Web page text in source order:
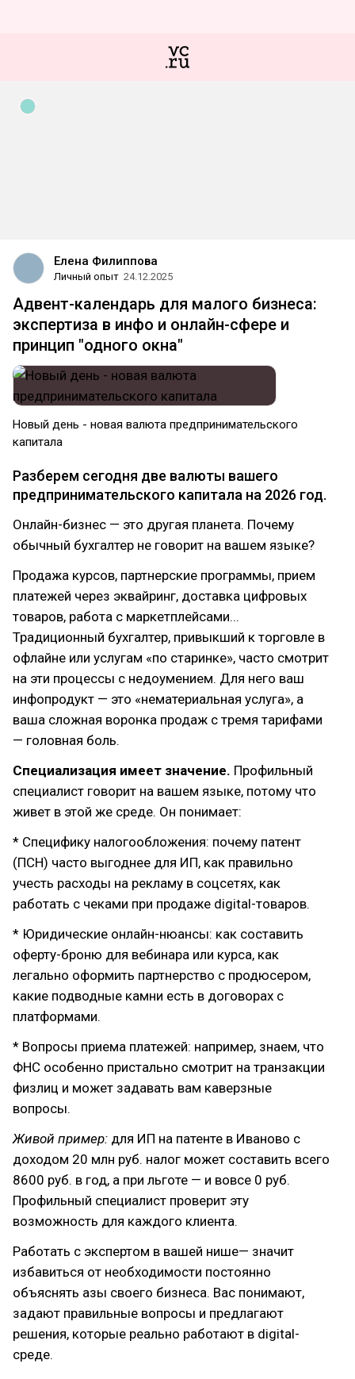
Елена Филиппова
Личный опыт 24.12.2025
Адвент-календарь для малого бизнеса:
экспертиза в инфо и онлайн-сфере и
принцип "одного окна"
Новый день - новая валюта предпринимательского
капитала
Разберем сегодня две валюты вашего
предпринимательского капитала на 2026 год.
Онлайн-бизнес — это другая планета. Почему
обычный бухгалтер не говорит на вашем языке?
Продажа курсов, партнерские программы, прием
платежей через эквайринг, доставка цифровых
товаров, работа с маркетплейсами...
Традиционный бухгалтер, привыкший к торговле в
офлайне или услугам «по старинке», часто смотрит
на эти процессы с недоумением. Для него ваш
инфопродукт — это «нематериальная услуга», а
ваша сложная воронка продаж с тремя тарифами
— головная боль.
Специализация имеет значение. Профильный
специалист говорит на вашем языке, потому что
живет в этой же среде. Он понимает:
* Специфику налогообложения: почему патент
(ПСН) часто выгоднее для ИП, как правильно
учесть расходы на рекламу в соцсетях, как
работать с чеками при продаже digital-товаров.
* Юридические онлайн-нюансы: как составить
оферту-броню для вебинара или курса, как
легально оформить партнерство с продюсером,
какие подводные камни есть в договорах с
платформами.
* Вопросы приема платежей: например, знаем, что
ФНС особенно пристально смотрит на транзакции
физлиц и может задавать вам каверзные
вопросы.
Живой пример: для ИП на патенте в Иваново с
доходом 20 млн руб. налог может составить всего
8600 руб. в год, а при льготе — и вовсе 0 руб.
Профильный специалист проверит эту
возможность для каждого клиента.
Работать с экспертом в вашей нише— значит
избавиться от необходимости постоянно
объяснять азы своего бизнеса. Вас понимают,
задают правильные вопросы и предлагают
решения, которые реально работают в digital-
среде.